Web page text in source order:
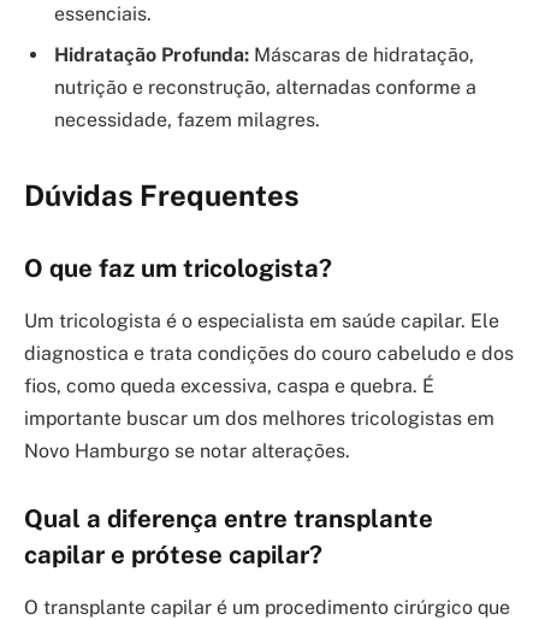
essenciais.
Hidratação Profunda: Máscaras de hidratação,
nutrição e reconstrução, alternadas conforme a
necessidade, fazem milagres.
Dúvidas Frequentes
O que faz um tricologista?
Um tricologista é o especialista em saúde capilar. Ele
diagnostica e trata condições do couro cabeludo e dos
fios, como queda excessiva, caspa e quebra. É
importante buscar um dos melhores tricologistas em
Novo Hamburgo se notar alterações.
Qual a diferença entre transplante
capilar e prótese capilar?
O transplante capilar é um procedimento cirúrgico que